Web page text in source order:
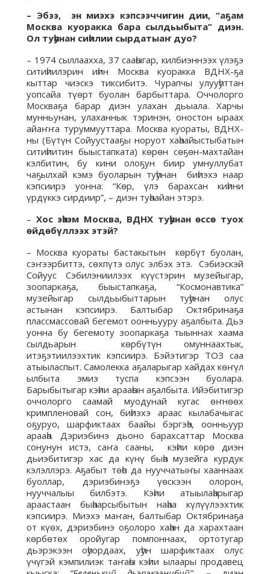
– Эбээ, эн миэхэ кэпсээччигин дии, “аҕам
Москва куоракка бара сылдьыбыта” диэн.
Ол туһунан сиһилии сырдатыаҥ дуо?
– 1974 сыллаахха, 37 сааһыгар, килбиэннээх үлэҕэ
ситиһиилэрин иһин Москва куоракка ВДНХ-ҕа
кыттар чиэскэ тиксибитэ. Чурапчы улууһуттан
уопсайа түөрт буолан барбыттара. Оччолорго
Москваҕа барар диэн улахан дьыала. Харчы
мунньунан, улаханнык тэринэн, оностон ыраах
айаҥҥа туруммууттара. Москва куораты, ВДНХ-
ны (Бүтүн Сойуустааҕы норуот хаһаайыстыбатын
ситиһиитин быыстапката) көрөн сөҕөн-махтайан
кэлбитин, бу кини олоҕун биир умнуллубат
чаҕылхай кэмэ буоларын туһунан биһиэхэ наар
кэпсиирэ уонна: “Көр, үлэ барахсан киһини
үрдүккэ сирдиир”, – диэн туһаайан этэрэ.
– Хос эһээм Москва, ВДНХ туһунан өссө туох
өйдөбүллээх этэй?
– Москва куораты бастакытын көрбүт буолан,
сэҥээрбиттэ, сөхпүтэ олус элбэх этэ. Сэбиэскэй
Сойуус Сэбилэниилээх күүстэрин музейыгар,
зоопаркаҕа, быыстапкаҕа, “Космонавтика”
музейыгар сылдьыбыттарын туһунан олус
астынан кэпсиирэ. Балтыбар Октябринаҕа
плассмассовай бегемот оонньууру аҕалбыта. Дьэ
уонна бу бегемоту зоопаркаҕа тыыннах хаама
сылдьарын көрбүтүн омуннаахтык,
итэҕэтиилээхтик кэпсиирэ. Бэйэтигэр ТОЗ саа
атыыласпыт. Самолекка аҕаларыгар хайдах көҥүл
ылбыта эмиэ туспа кэпсээн буолара.
Барыбытыгар кэһии арааһын аҕалбыта. Ийэбитигэр
оччолорго саамай муодунай кугас өҥнөөх
кримпленовай сон, биһиэхэ араас кылабачыгас
оҕуруо, шарфиктаах баайы бэргэһэ, оонньуур
арааһа. Дэриэбинэ дьоно барахсаттар Москва
сонунун истэ, саҥа сааны, кэһии көрө диэн
дьиэбитигэр хас да күнү быһа музейга курдук
кэлэллэрэ. Аҕабыт төһө да нууччатыҥы хааннаах
буоллар, дэриэбинэҕэ үөскээн олорон,
нууччалыы билбэтэ. Кэһии атыылаһарыгар
араастаан быһаарсыбытын наһаа күлүүлээхтик
кэпсиирэ. Миэхэ маҥан, балтыбар Октябринаҕа
от күөх, дэриэбинэ оҕолоро хаһан да харахтаан
көрбөтөх оройугар помпоннаах, ортотугар
дьэрэкээн оһуордаах, уһун шарфиктаах олус
үчүгэй кэмпилиэк таҥаһы кэһии ылаары продавец